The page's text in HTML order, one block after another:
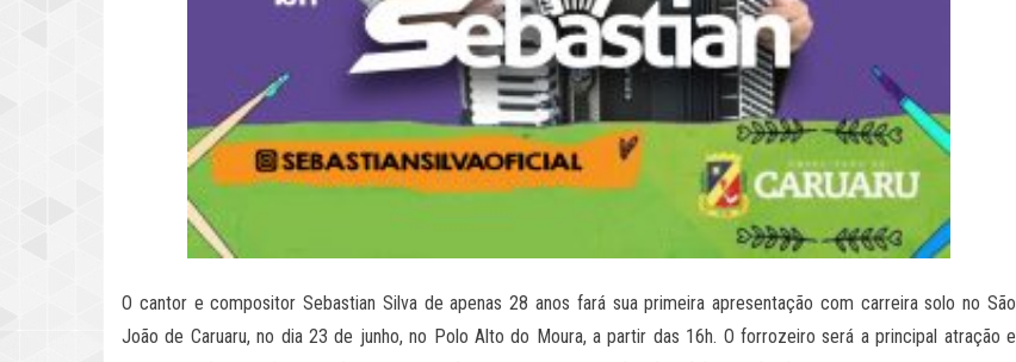
O cantor e compositor Sebastian Silva de apenas 28 anos fará sua primeira apresentação com carreira solo no São
João de Caruaru, no dia 23 de junho, no Polo Alto do Moura, a partir das 16h. O forrozeiro será a principal atração e